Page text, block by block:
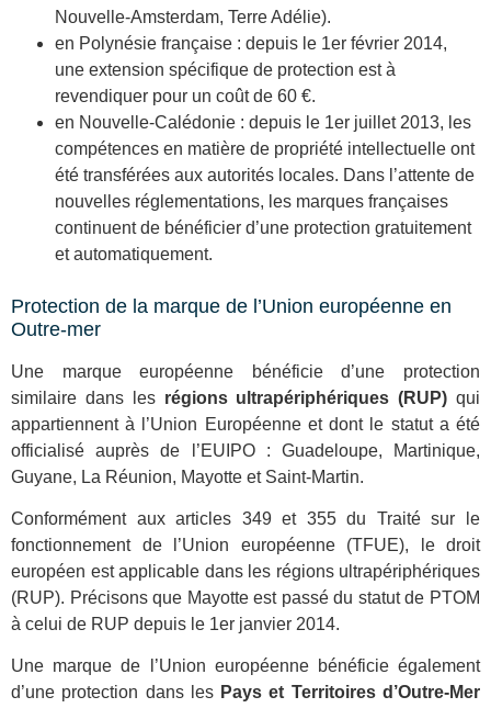
Nouvelle-Amsterdam, Terre Adélie).
en Polynésie française : depuis le 1er février 2014,
une extension spécifique de protection est à
revendiquer pour un coût de 60 €.
en Nouvelle-Calédonie : depuis le 1er juillet 2013, les
compétences en matière de propriété intellectuelle ont
été transférées aux autorités locales. Dans l’attente de
nouvelles réglementations, les marques françaises
continuent de bénéficier d’une protection gratuitement
et automatiquement.
Protection de la marque de l’Union européenne en
Outre-mer
Une marque européenne bénéficie d’une protection
similaire dans les régions ultrapériphériques (RUP) qui
appartiennent à l’Union Européenne et dont le statut a été
officialisé auprès de l’EUIPO : Guadeloupe, Martinique,
Guyane, La Réunion, Mayotte et Saint-Martin.
Conformément aux articles 349 et 355 du Traité sur le
fonctionnement de l’Union européenne (TFUE), le droit
européen est applicable dans les régions ultrapériphériques
(RUP). Précisons que Mayotte est passé du statut de PTOM
à celui de RUP depuis le 1er janvier 2014.
Une marque de l’Union européenne bénéficie également
d’une protection dans les Pays et Territoires d’Outre-Mer